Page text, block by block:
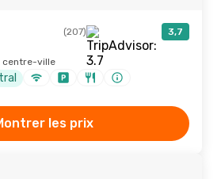
(207) 3,7
centre-ville
les prix